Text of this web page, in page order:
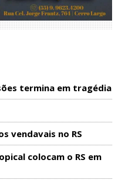
termina em tragédia
vendavais no RS
colocam o RS em